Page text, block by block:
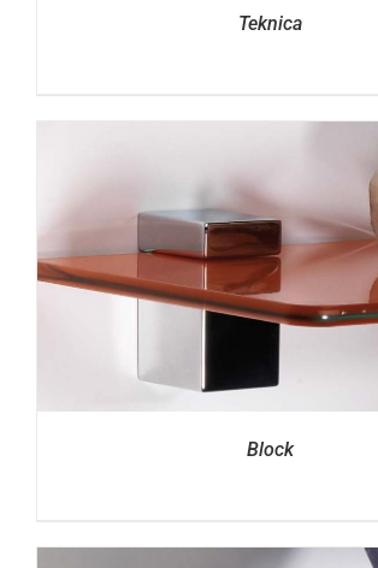
Teknica
Block